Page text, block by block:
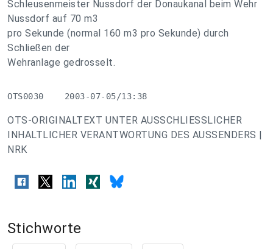
Schleusenmeister Nussdorf der Donaukanal beim Wehr
Nussdorf auf 70 m3
pro Sekunde (normal 160 m3 pro Sekunde) durch
Schließen der
Wehranlage gedrosselt.
OTS0030    2003-07-05/13:38
OTS-ORIGINALTEXT UNTER AUSSCHLIESSLICHER
INHALTLICHER VERANTWORTUNG DES AUSSENDERS |
NRK
Stichworte